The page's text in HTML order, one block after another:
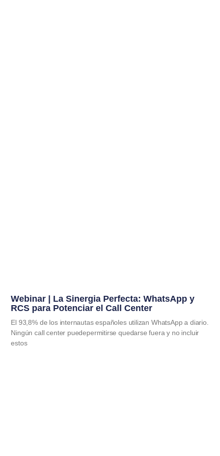
Webinar | La Sinergia Perfecta: WhatsApp y
RCS para Potenciar el Call Center
El 93,8% de los internautas españoles utilizan WhatsApp a diario.
Ningún call center puedepermitirse quedarse fuera y no incluir
estos